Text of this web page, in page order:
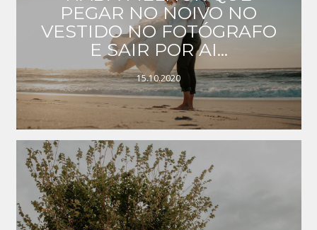
PEGAR NO NOIVO NO
VESTIDO NO FOTÓGRAFO
E SAIR POR AI...
15.10.2020